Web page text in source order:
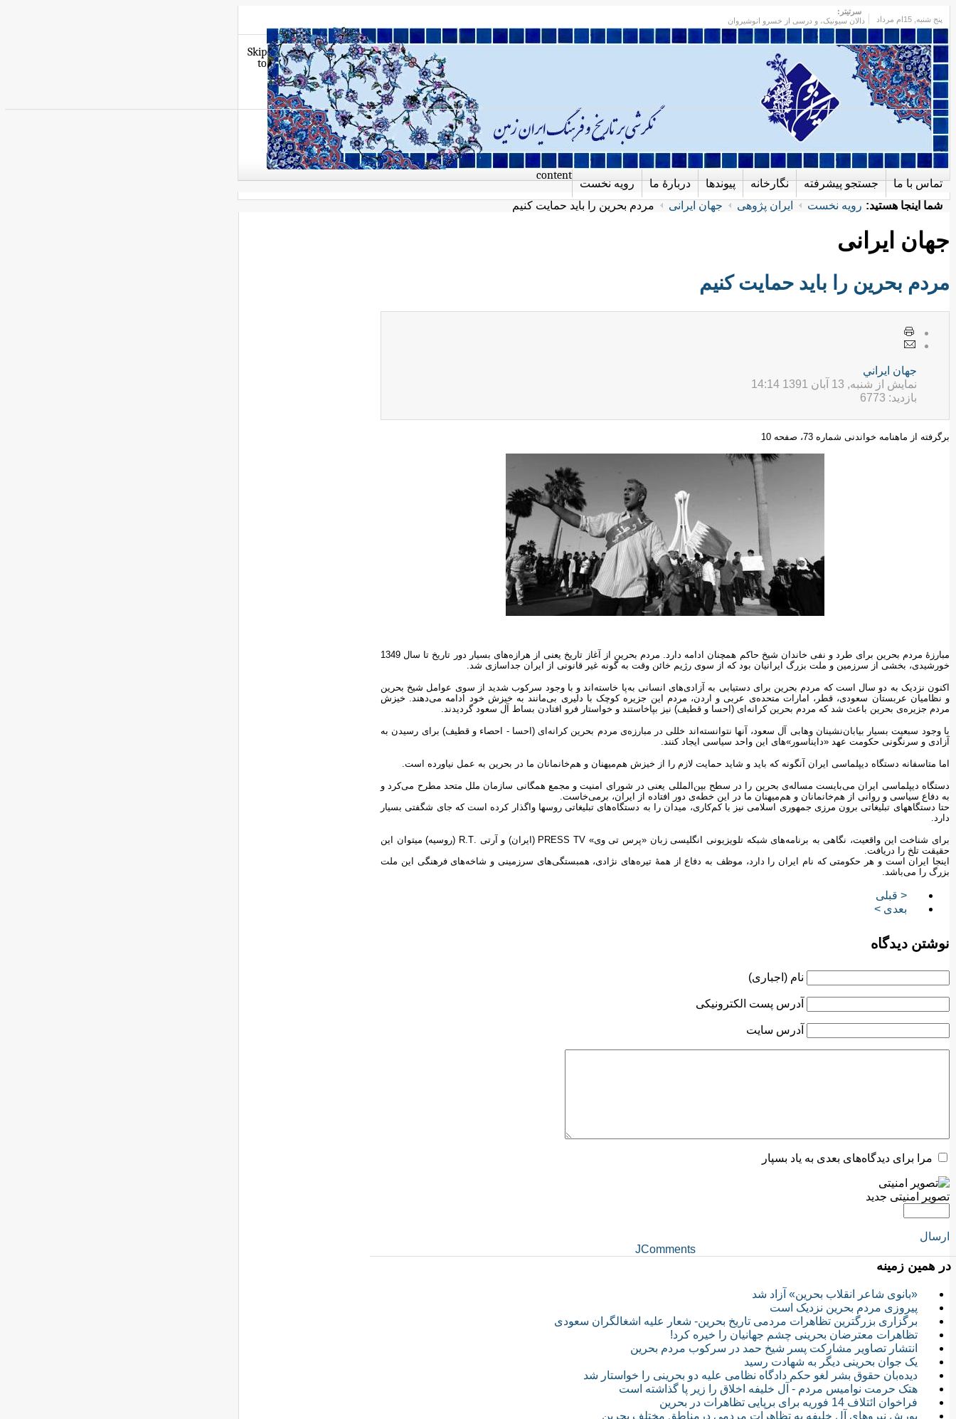
پنج شنبه
سرتیتر:
دالان سیونیک، و درسی از خسرو انوشیروان
رویه نخست دربارهٔ ما پیوندها نگارخانه جستجو پیشرفته تماس با ما
Skip
to
content
شما اینجا هستید: رویه نخست ایران پژوهی جهان ایرانی مردم بحرین را باید حمایت کنیم
جهان ایرانی
مردم بحرین را باید حمایت کنیم
جهان ايراني
نمایش از شنبه, 13 آبان 1391 14:14
بازدید: 6773
برگرفته از ماهنامه خواندنی شماره 73، صفحه 10
مبارزۀ مردم بحرین برای طرد و نفی خاندان شیخ حاکم همچنان ادامه دارد. مردم بحرین از آغاز تاریخ یعنی از هرازه‌های بسیار دور تاریخ تا سال 1349
خورشیدی، بخشی از سرزمین و ملت بزرگ ایرانیان بود که از سوی رژیم خائن وقت به گونه غیر قانونی از ایران جداسازی شد.
اکنون نزدیک به دو سال است که مردم بحرین برای دستیابی به آزادی‌های انسانی به‌پا خاسته‌اند و با وجود سرکوب شدید از سوی عوامل شیخ بحرین
و نظامیان عربستان سعودی، قطر، امارات متحده‌ی عربی و اردن، مردم این جزیره کوچک با دلیری بی‌مانند به خیزش خود ادامه می‌دهند. خیزش
مردم جزیره‌ی بحرین باعث شد که مردم بحرین کرانه‌ای (احسا و قطیف) نیز بپاخاستند و خواستار فرو افتادن بساط آل سعود گردیدند.
با وجود سبعیت بسیار بیابان‌نشینان وهابی آل سعود، آنها نتوانسته‌اند خللی در مبارزه‌ی مردم بحرین کرانه‌ای (احسا - احصاء و قطیف) برای رسیدن به
آزادی و سرنگونی حکومت عهد «دایناسور»های این واحد سیاسی ایجاد کنند.
اما متاسفانه دستگاه دیپلماسی ایران آنگونه که باید و شاید حمایت لازم را از خیزش هم‌میهنان و هم‌خانمانان ما در بحرین به عمل نیاورده است.
دستگاه دیپلماسی ایران می‌بایست مساله‌ی بحرین را در سطح بین‌المللی یعنی در شورای امنیت و مجمع همگانی سازمان ملل متحد مطرح می‌کرد و
به دفاع سیاسی و روانی از هم‌خانمانان و هم‌میهنان ما در این خطه‌ی دور افتاده از ایران، برمی‌خاست.
حتا دستگاههای تبلیغاتی برون مرزی جمهوری اسلامی نیز با کم‌کاری، میدان را به دستگاه‌های تبلیغاتی روسها واگذار کرده است که جای شگفتی بسیار
دارد.
برای شناخت این واقعیت، نگاهی به برنامه‌های شبکه تلویزیونی انگلیسی زبان «پرس تی وی» PRESS TV (ایران) و آرتی .R.T (روسیه) میتوان این
حقیقت تلخ را دریافت.
اینجا ایران است و هر حکومتی که نام ایران را دارد، موظف به دفاع از همۀ تیره‌های نژادی، همبستگی‌های سرزمینی و شاخه‌های فرهنگی این ملت
بزرگ را می‌باشد.
< قبلی
بعدی >
نوشتن دیدگاه
نام (اجباری)
آدرس پست الکترونیکی
آدرس سایت
مرا برای دیدگاه‌های بعدی به یاد بسپار
تصویر امنیتی جدید
ارسال
JComments
در همین زمینه
«بانوی شاعر انقلاب بحرین» آزاد شد
پیروزی مردم بحرین نزدیک است
برگزاری بزرگترین تظاهرات مردمی تاریخ بحرین- شعار علیه اشغالگران سعودی
تظاهرات معترضان بحرینی چشم جهانیان را خیره کرد!
انتشار تصاویر مشارکت پسر شیخ حمد در سرکوب مردم بحرین
یک جوان بحرینی دیگر به شهادت رسید
دیده‌بان حقوق بشر لغو حکم دادگاه نظامی علیه دو بحرینی را خواستار شد
هتک حرمت نوامیس مردم - آل خلیفه اخلاق را زیر پا گذاشته است
فراخوان ائتلاف 14 فوریه برای برپایی تظاهرات در بحرین
یورش نیروهای آل خلیفه به تظاهرات مردمی درمناطق مختلف بحرین